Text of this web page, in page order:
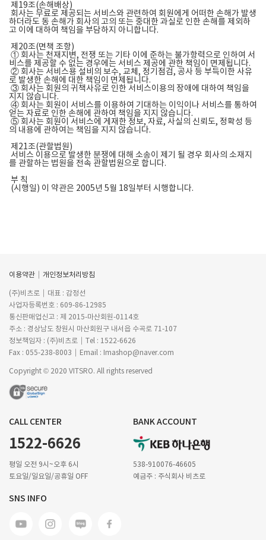
제19조(손해배상)
회사는 무료로 제공되는 서비스와 관련하여 회원에게 어떠한 손해가 발생
하더라도 동 손해가 회사의 고의 또는 중대한 과실로 인한 손해를 제외하
고 이에 대하여 책임을 부담하지 아니합니다.
제20조(면책 조항)
① 회사는 천재지변, 전쟁 또는 기타 이에 준하는 불가항력으로 인하여 서
비스를 제공할 수 없는 경우에는 서비스 제공에 관한 책임이 면제됩니다.
② 회사는 서비스용 설비의 보수, 교체, 정기점검, 공사 등 부득이한 사유
로 발생한 손해에 대한 책임이 면제됩니다.
③ 회사는 회원의 귀책사유로 인한 서비스이용의 장애에 대하여 책임을
지지 않습니다.
④ 회사는 회원이 서비스를 이용하여 기대하는 이익이나 서비스를 통하여
얻는 자료로 인한 손해에 관하여 책임을 지지 않습니다.
⑤ 회사는 회원이 서비스에 게재한 정보, 자료, 사실의 신뢰도, 정확성 등
의 내용에 관하여는 책임을 지지 않습니다.
제21조(관할법원)
서비스 이용으로 발생한 분쟁에 대해 소송이 제기 될 경우 회사의 소재지
를 관할하는 법원을 전속 관할법원으로 합니다.
부 칙
(시행일) 이 약관은 2005년 5월 18일부터 시행합니다.
이용약관 개인정보처리방침
(주)비츠로
대표 : 감정선
사업자등록번호 : 609-86-12985
통신판매업신고 : 제 2015-마산회원-0114호
주소 : 경상남도 창원시 마산회원구 내서읍 수곡로 71-107
정보책임자 : (주)비츠로
Tel : 1522-6626
Fax : 055-238-8003
Email : Imashop@naver.com
Copyright © 2020 VITSRO. All rights reserved
CALL CENTER
1522-6626
평일 오전 9시~오후 6시
토요일/일요일/공휴일 OFF
BANK ACCOUNT
538-910076-46605
예금주 : 주식회사 비츠로
SNS INFO